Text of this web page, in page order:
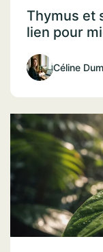
Thymus et
lien pour
Céline